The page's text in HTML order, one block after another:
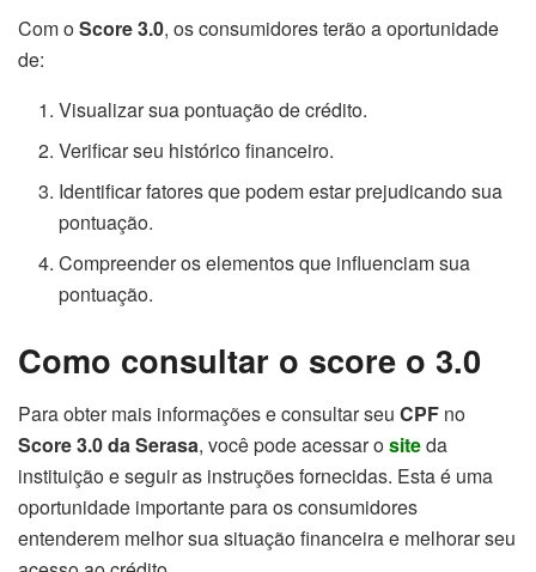
Com oScore 3.0, os consumidores terão a oportunidade
de:
Visualizar sua pontuação de crédito.
Verificar seu histórico financeiro.
Identificar fatores que podem estar prejudicando sua
pontuação.
Compreender os elementos que influenciam sua
pontuação.
Como consultar o score o 3.0
Para obter mais informações e consultar seu CPF no
Score 3.0 da Serasa, você pode acessar ositeda
instituição e seguir as instruções fornecidas. Esta é uma
oportunidade importante para os consumidores
entenderem melhor sua situação financeira e melhorar seu